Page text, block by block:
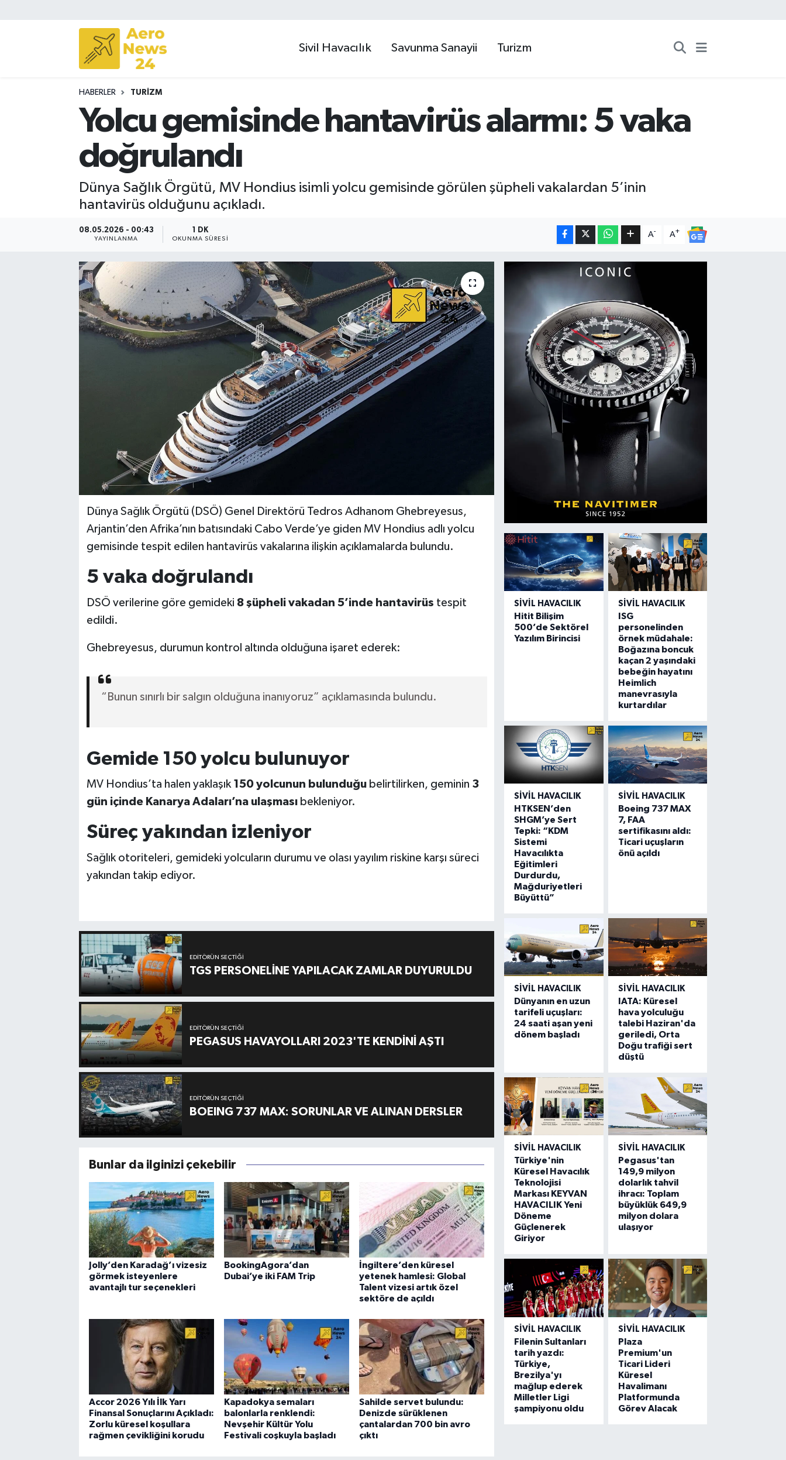
Sivil Havacılık Savunma Sanayii Turizm
HABERLER TURIZM
Yolcu gemisinde hantavirüs alarmı: 5 vaka
doğrulandı
Dünya Sağlık Örgütü, MV Hondius isimli yolcu gemisinde görülen şüpheli vakalardan 5’inin
hantavirüs olduğunu açıkladı.
08.05.2026 - 00:43
YAYINLANMA
1 DK
OKUNMA SÜRESI
A- A+
Dünya Sağlık Örgütü (DSÖ) Genel Direktörü Tedros Adhanom Ghebreyesus,
Arjantin’den Afrika’nın batısındaki Cabo Verde’ye giden MV Hondius adlı yolcu
gemisinde tespit edilen hantavirüs vakalarına ilişkin açıklamalarda bulundu.
5 vaka doğrulandı
DSÖ verilerine göre gemideki 8 şüpheli vakadan 5’inde hantavirüs tespit
edildi.
Ghebreyesus, durumun kontrol altında olduğuna işaret ederek:
“Bunun sınırlı bir salgın olduğuna inanıyoruz” açıklamasında bulundu.
Gemide 150 yolcu bulunuyor
MV Hondius’ta halen yaklaşık 150 yolcunun bulunduğubelirtilirken, geminin 3
gün içinde Kanarya Adaları’na ulaşmasıbekleniyor.
Süreç yakından izleniyor
Sağlık otoriteleri, gemideki yolcuların durumu ve olası yayılım riskine karşı süreci
yakından takip ediyor.
EDITÖRÜN SEÇTIĞI
TGS PERSONELİNE YAPILACAK ZAMLAR DUYURULDU
EDITÖRÜN SEÇTIĞI
PEGASUS HAVAYOLLARI 2023'TE KENDİNİ AŞTI
EDITÖRÜN SEÇTIĞI
BOEING 737 MAX: SORUNLAR VE ALINAN DERSLER
Bunlar da ilginizi çekebilir
Jolly’den Karadağ’ı vizesiz
görmek isteyenlere
avantajlı tur seçenekleri
BookingAgora’dan
Dubai’ye iki FAM Trip
İngiltere’den küresel
yetenek hamlesi: Global
Talent vizesi artık özel
sektöre de açıldı
Accor 2026 Yılı İlk Yarı
Finansal Sonuçlarını Açıkladı:
Zorlu küresel koşullara
rağmen çevikliğini korudu
Kapadokya semaları
balonlarla renklendi:
Nevşehir Kültür Yolu
Festivali coşkuyla başladı
Sahilde servet bulundu:
Denizde sürüklenen
çantalardan 700 bin avro
çıktı
SIVIL HAVACILIK
Hitit Bilişim
500’de Sektörel
Yazılım Birincisi
SIVIL HAVACILIK
ISG
personelinden
örnek müdahale:
Boğazına boncuk
kaçan 2 yaşındaki
bebeğin hayatını
Heimlich
manevrasıyla
kurtardılar
SIVIL HAVACILIK
HTKSEN’den
SHGM’ye Sert
Tepki: “KDM
Sistemi
Havacılıkta
Eğitimleri
Durdurdu,
Mağduriyetleri
Büyüttü”
SIVIL HAVACILIK
Boeing 737 MAX
7, FAA
sertifikasını aldı:
Ticari uçuşların
önü açıldı
SIVIL HAVACILIK
Dünyanın en uzun
tarifeli uçuşları:
24 saati aşan yeni
dönem başladı
SIVIL HAVACILIK
IATA: Küresel
hava yolculuğu
talebi Haziran'da
geriledi, Orta
Doğu trafiği sert
düştü
SIVIL HAVACILIK
Türkiye'nin
Küresel Havacılık
Teknolojisi
Markası KEYVAN
HAVACILIK Yeni
Döneme
Güçlenerek
Giriyor
SIVIL HAVACILIK
Pegasus'tan
149,9 milyon
dolarlık tahvil
ihracı: Toplam
büyüklük 649,9
milyon dolara
ulaşıyor
SIVIL HAVACILIK
Filenin Sultanları
tarih yazdı:
Türkiye,
Brezilya'yı
mağlup ederek
Milletler Ligi
şampiyonu oldu
SIVIL HAVACILIK
Plaza
Premium'un
Ticari Lideri
Küresel
Havalimanı
Platformunda
Görev Alacak
Sivil Havacılık